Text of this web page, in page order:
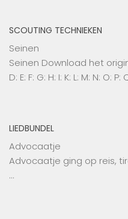
SCOUTING TECHNIEKEN
Seinen
Seinen Download het
D: E: F: G: H: I: K: L: M: N: O: P:
LIEDBUNDEL
Advocaatje
Advocaatje ging op reis,
…